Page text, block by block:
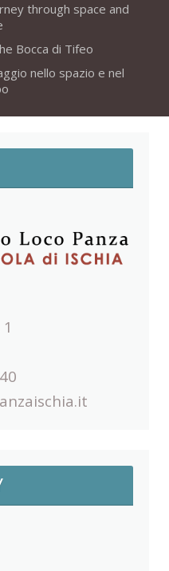
through space and
Bocca di Tifeo
nello spazio e nel